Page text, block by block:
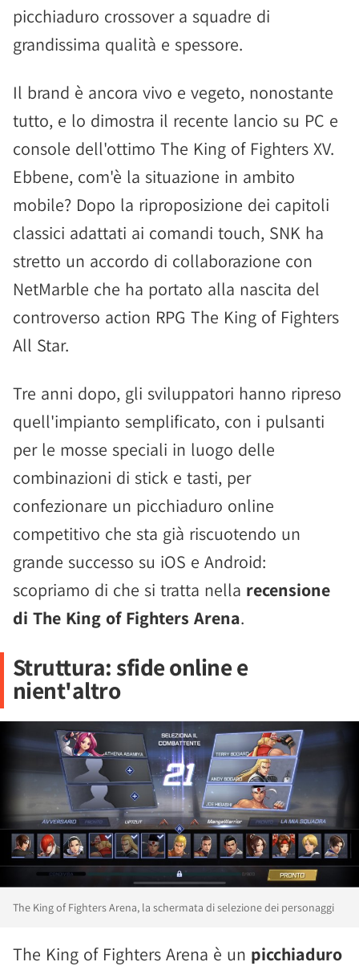
picchiaduro crossover a squadre di
grandissima qualità e spessore.
Il brand è ancora vivo e vegeto, nonostante
tutto, e lo dimostra il recente lancio su PC e
console dell'ottimo The King of Fighters XV.
Ebbene, com'è la situazione in ambito
mobile? Dopo la riproposizione dei capitoli
classici adattati ai comandi touch, SNK ha
stretto un accordo di collaborazione con
NetMarble che ha portato alla nascita del
controverso action RPG The King of Fighters
All Star.
Tre anni dopo, gli sviluppatori hanno ripreso
quell'impianto semplificato, con i pulsanti
per le mosse speciali in luogo delle
combinazioni di stick e tasti, per
confezionare un picchiaduro online
competitivo che sta già riscuotendo un
grande successo su iOS e Android:
scopriamo di che si tratta nella recensione
di The King of Fighters Arena.
Struttura: sfide online e
nient'altro
The King of Fighters Arena, la schermata di selezione dei personaggi
The King of Fighters Arena è un picchiaduro